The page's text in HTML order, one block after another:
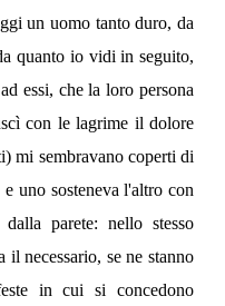
un uomo tanto duro, da
quanto io vidi in seguito,
essi, che la loro persona
con le lagrime il dolore
mi sembravano coperti di
uno sosteneva l'altro con
parete: nello stesso
il necessario, se ne stanno
in cui si concedono